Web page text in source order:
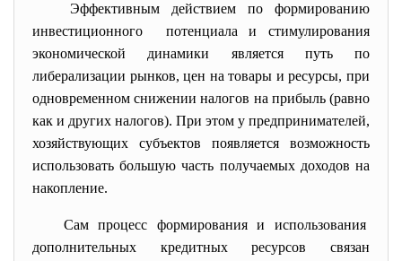
Эффективным действием по формированию
инвестиционного потенциала и стимулирования
экономической динамики является путь по
либерализации рынков, цен на товары и ресурсы, при
одновременном снижении налогов на прибыль (равно
как и других налогов). При этом у предпринимателей,
хозяйствующих субъектов появляется возможность
использовать большую часть получаемых доходов на
накопление.
Сам процесс формирования и использования
дополнительных кредитных ресурсов связан